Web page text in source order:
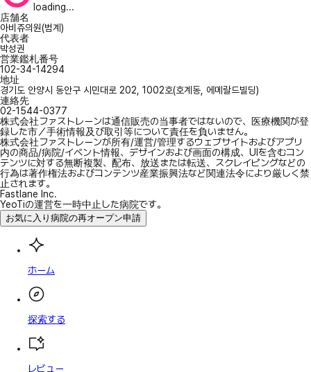
loading...
店舗名
아비쥬의원(범계)
代表者
박성권
営業鑑札番号
102-34-14294
地址
경기도 안양시 동안구 시민대로 202, 1002호(호계동, 에메랄드빌딩)
連絡先
02-1544-0377
株式会社ファストレーンは通信販売の当事者ではないので、医療機関が登
録した市／手術情報及び取引等について責任を負いません。
株式会社ファストレーンが所有/運営/管理するウェブサイトおよびアプリ
内の商品/病院/イベント情報、デザインおよび画面の構成、UIを含むコン
テンツに対する無断複製、配布、放送または転送、スクレイピングなどの
行為は著作権法およびコンテンツ産業振興法など関連法令により厳しく禁
止されます。
Fastlane Inc.
YeoTiの運営を一時中止した病院です。
お気に入り病院の再オープン申請
ホーム
探索する
レビュー